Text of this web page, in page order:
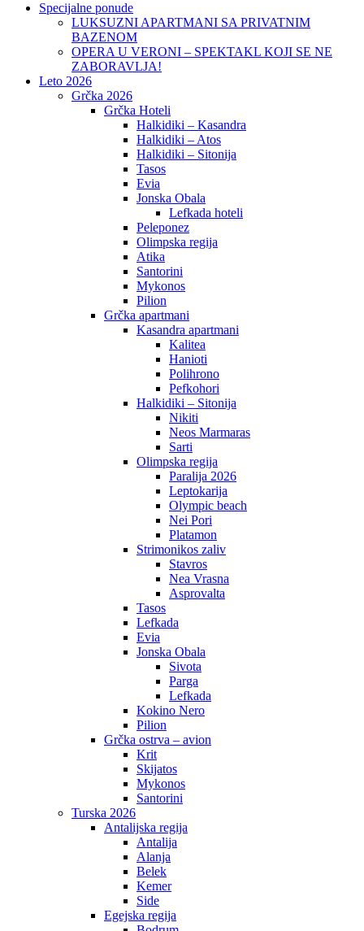
Specijalne ponude
LUKSUZNI APARTMANI SA PRIVATNIM
BAZENOM
OPERA U VERONI – SPEKTAKL KOJI SE NE
ZABORAVLJA!
Leto 2026
Grčka 2026
Grčka Hoteli
Halkidiki – Kasandra
Halkidiki – Atos
Halkidiki – Sitonija
Tasos
Evia
Jonska Obala
Lefkada hoteli
Peleponez
Olimpska regija
Atika
Santorini
Mykonos
Pilion
Grčka apartmani
Kasandra apartmani
Kalitea
Hanioti
Polihrono
Pefkohori
Halkidiki – Sitonija
Nikiti
Neos Marmaras
Sarti
Olimpska regija
Paralija 2026
Leptokarija
Olympic beach
Nei Pori
Platamon
Strimonikos zaliv
Stavros
Nea Vrasna
Asprovalta
Tasos
Lefkada
Evia
Jonska Obala
Sivota
Parga
Lefkada
Kokino Nero
Pilion
Grčka ostrva – avion
Krit
Skijatos
Mykonos
Santorini
Turska 2026
Antalijska regija
Antalija
Alanja
Belek
Kemer
Side
Egejska regija